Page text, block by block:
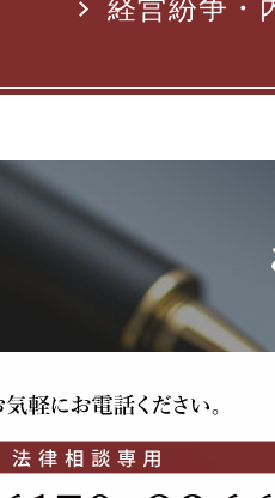
経営紛争・